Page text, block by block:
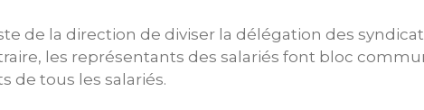
de la direction de diviser la délégation des
les représentants des salariés font bloc
de tous les salariés.